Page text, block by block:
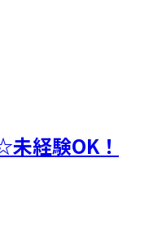
経験OK！